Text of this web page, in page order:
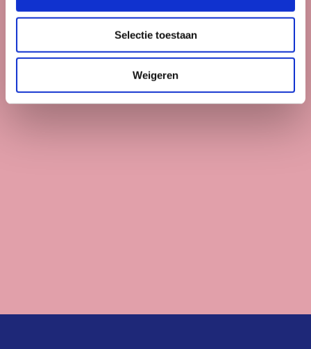
Selectie toestaan
Weigeren
Neem persoonlijk contact op.
vraag een gesprek aan